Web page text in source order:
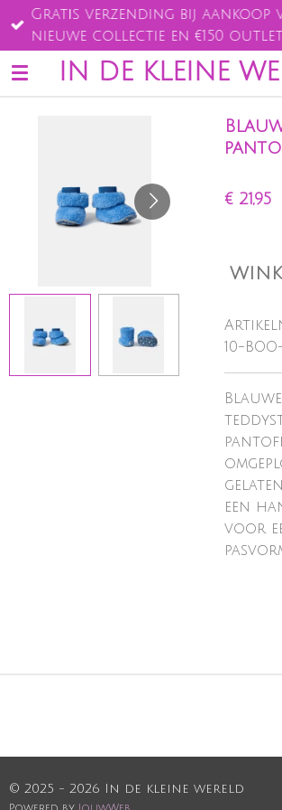
Ga
direct
naar
de
IN DE KLEINE
Gratis verzending bij aankoop
nieuwe collectie en €150
€ 21,95
10-
een
voor
© 2025 - 2026 In de kleine wereld